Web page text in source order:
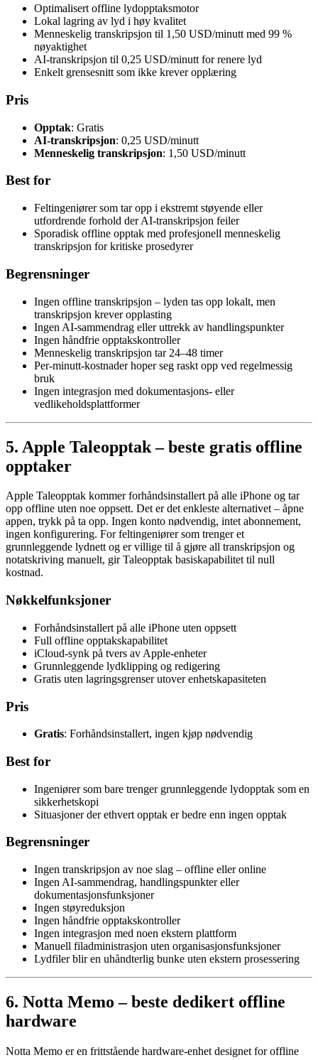
Optimalisert offline lydopptaksmotor
Lokal lagring av lyd i høy kvalitet
Menneskelig transkripsjon til 1,50 USD/minutt med 99 %
nøyaktighet
AI-transkripsjon til 0,25 USD/minutt for renere lyd
Enkelt grensesnitt som ikke krever opplæring
Pris
Opptak: Gratis
AI-transkripsjon: 0,25 USD/minutt
Menneskelig transkripsjon: 1,50 USD/minutt
Best for
Feltingeniører som tar opp i ekstremt støyende eller
utfordrende forhold der AI-transkripsjon feiler
Sporadisk offline opptak med profesjonell menneskelig
transkripsjon for kritiske prosedyrer
Begrensninger
Ingen offline transkripsjon – lyden tas opp lokalt, men
transkripsjon krever opplasting
Ingen AI-sammendrag eller uttrekk av handlingspunkter
Ingen håndfrie opptakskontroller
Menneskelig transkripsjon tar 24–48 timer
Per-minutt-kostnader hoper seg raskt opp ved regelmessig
bruk
Ingen integrasjon med dokumentasjons- eller
vedlikeholdsplattformer
5. Apple Taleopptak – beste gratis offline
opptaker
Apple Taleopptak kommer forhåndsinstallert på alle iPhone og tar
opp offline uten noe oppsett. Det er det enkleste alternativet – åpne
appen, trykk på ta opp. Ingen konto nødvendig, intet abonnement,
ingen konfigurering. For feltingeniører som trenger et
grunnleggende lydnett og er villige til å gjøre all transkripsjon og
notatskriving manuelt, gir Taleopptak basiskapabilitet til null
kostnad.
Nøkkelfunksjoner
Forhåndsinstallert på alle iPhone uten oppsett
Full offline opptakskapabilitet
iCloud-synk på tvers av Apple-enheter
Grunnleggende lydklipping og redigering
Gratis uten lagringsgrenser utover enhetskapasiteten
Pris
Gratis: Forhåndsinstallert, ingen kjøp nødvendig
Best for
Ingeniører som bare trenger grunnleggende lydopptak som en
sikkerhetskopi
Situasjoner der ethvert opptak er bedre enn ingen opptak
Begrensninger
Ingen transkripsjon av noe slag – offline eller online
Ingen AI-sammendrag, handlingspunkter eller
dokumentasjonsfunksjoner
Ingen støyreduksjon
Ingen håndfrie opptakskontroller
Ingen integrasjon med noen ekstern plattform
Manuell filadministrasjon uten organisasjonsfunksjoner
Lydfiler blir en uhåndterlig bunke uten ekstern prosessering
6. Notta Memo – beste dedikert offline
hardware
Notta Memo er en frittstående hardware-enhet designet for offline